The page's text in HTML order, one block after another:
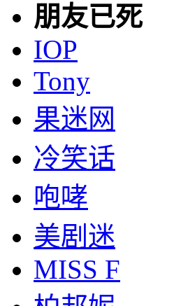
朋友已死
IOP
Tony
果迷网
冷笑话
咆哮
美剧迷
MISS F